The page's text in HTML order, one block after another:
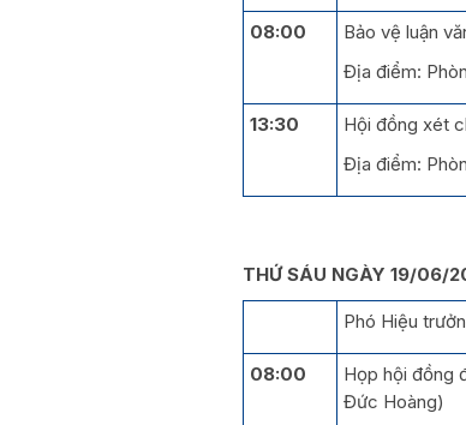
08:00
Bảo vệ luận
Địa điểm:
13:30
Hội đồng xét
Địa điểm:
THỨ SÁU NGÀY 19/06/
Phó Hiệu
08:00
Họp hội đồng
Đức Hoàng)